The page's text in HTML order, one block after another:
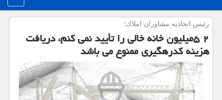
رئیس اتحادیه مشاوران املاك؛
۲ ۵میلیون خانه خالی را تأیید نمی كنم، دریافت
هزینه كدرهگیری ممنوع می باشد